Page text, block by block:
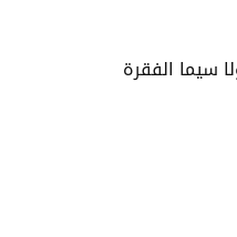
سيما الفقرة